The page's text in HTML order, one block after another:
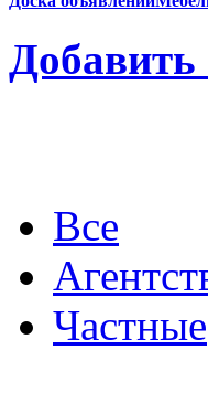
Добавить
Все
Частные